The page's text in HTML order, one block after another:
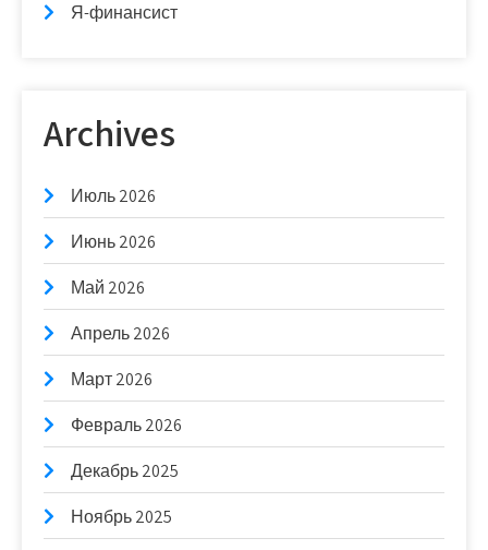
Я-финансист
Archives
Июль 2026
Июнь 2026
Май 2026
Апрель 2026
Март 2026
Февраль 2026
Декабрь 2025
Ноябрь 2025